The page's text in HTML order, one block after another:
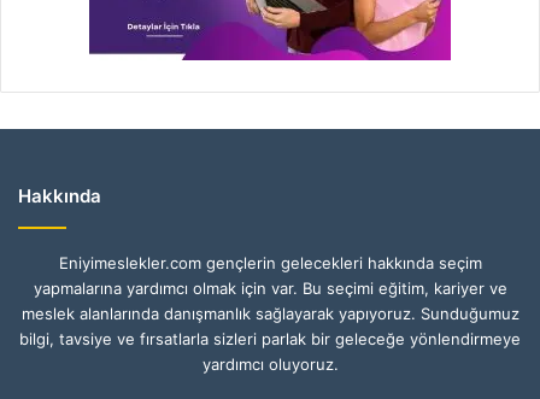
Hakkında
Eniyimeslekler.com gençlerin gelecekleri hakkında seçim
yapmalarına yardımcı olmak için var. Bu seçimi eğitim, kariyer ve
meslek alanlarında danışmanlık sağlayarak yapıyoruz. Sunduğumuz
bilgi, tavsiye ve fırsatlarla sizleri parlak bir geleceğe yönlendirmeye
yardımcı oluyoruz.